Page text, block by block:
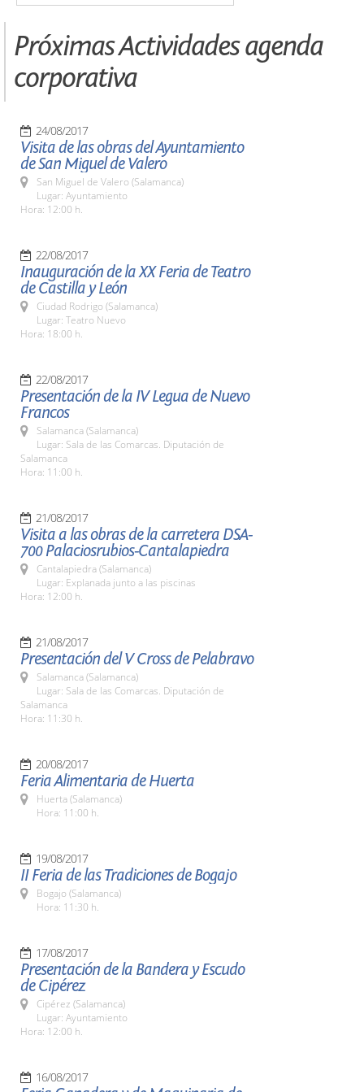
Próximas Actividades agenda
corporativa
24/08/2017
Visita de las obras del Ayuntamiento
de San Miguel de Valero
San Miguel de Valero (Salamanca)
Lugar: Ayuntamiento
Hora: 12:00 h.
22/08/2017
Inauguración de la XX Feria de Teatro
de Castilla y León
Ciudad Rodrigo (Salamanca)
Lugar: Teatro Nuevo
Hora: 18:00 h.
22/08/2017
Presentación de la IV Legua de Nuevo
Francos
Salamanca (Salamanca)
Lugar: Sala de las Comarcas. Diputación de
Salamanca
Hora: 11:00 h.
21/08/2017
Visita a las obras de la carretera DSA-
700 Palaciosrubios-Cantalapiedra
Cantalapiedra (Salamanca)
Lugar: Explanada junto a las piscinas
Hora: 12:00 h.
21/08/2017
Presentación del V Cross de Pelabravo
Salamanca (Salamanca)
Lugar: Sala de las Comarcas. Diputación de
Salamanca
Hora: 11:30 h.
20/08/2017
Feria Alimentaria de Huerta
Huerta (Salamanca)
Hora: 11:00 h.
19/08/2017
II Feria de las Tradiciones de Bogajo
Bogajo (Salamanca)
Hora: 11:30 h.
17/08/2017
Presentación de la Bandera y Escudo
de Cipérez
Cipérez (Salamanca)
Lugar: Ayuntamiento
Hora: 12:00 h.
16/08/2017